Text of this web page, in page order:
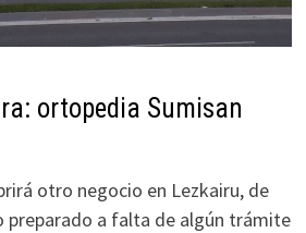
ortopedia Sumisan
otro negocio en Lezkairu, de
preparado a falta de algún trámite